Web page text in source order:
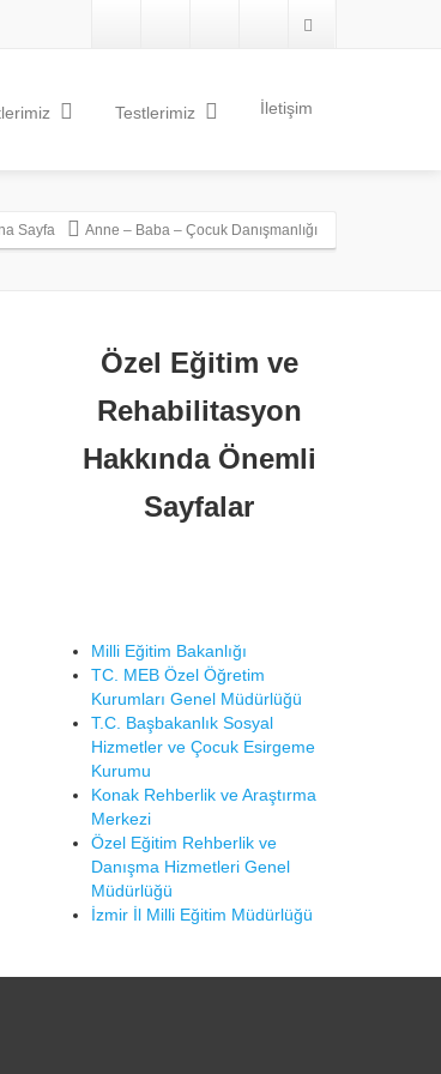
Testlerimiz İletişim
Sayfa Anne – Baba – Çocuk Danışmanlığı
Özel Eğitim ve
Rehabilitasyon
Hakkında Önemli
Sayfalar
Milli Eğitim Bakanlığı
TC. MEB Özel Öğretim
Kurumları Genel Müdürlüğü
T.C. Başbakanlık Sosyal
Hizmetler ve Çocuk Esirgeme
Kurumu
Konak Rehberlik ve Araştırma
Merkezi
Özel Eğitim Rehberlik ve
Danışma Hizmetleri Genel
Müdürlüğü
İzmir İl Milli Eğitim Müdürlüğü